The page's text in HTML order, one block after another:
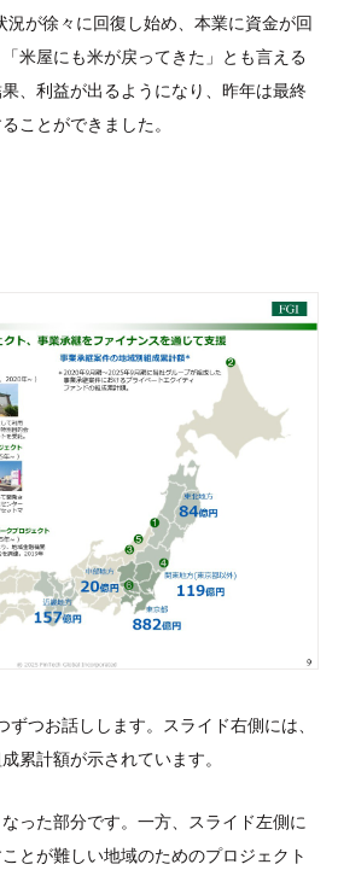
が徐々に回復し始め、本業に資金が回
米屋にも米が戻ってきた」とも言える
、利益が出るようになり、昨年は最終
ことができました。
つお話しします。スライド右側には、
累計額が示されています。
った部分です。一方、スライド左側に
とが難しい地域のためのプロジェクト